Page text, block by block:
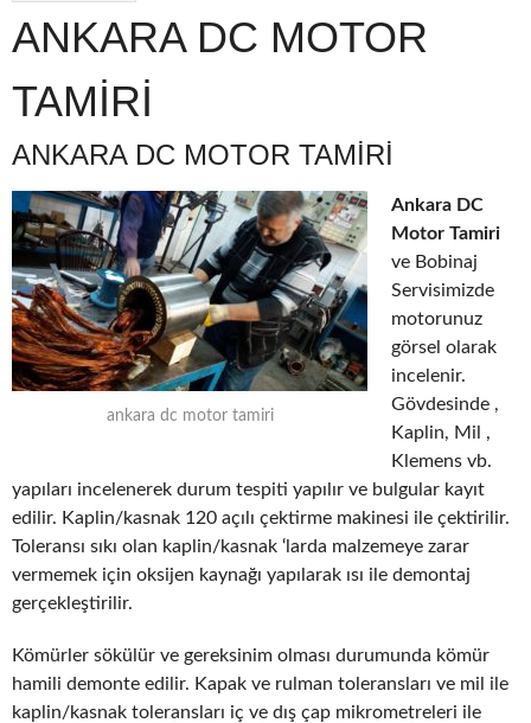
ANKARA DC MOTOR
TAMİRİ
ANKARA DC MOTOR TAMİRİ
ankara dc motor tamiri
Ankara DC
Motor Tamiri
ve Bobinaj
Servisimizde
motorunuz
görsel olarak
incelenir.
Gövdesinde ,
Kaplin, Mil ,
Klemens vb.
yapıları incelenerek durum tespiti yapılır ve bulgular kayıt
edilir. Kaplin/kasnak 120 açılı çektirme makinesi ile çektirilir.
Toleransı sıkı olan kaplin/kasnak ‘larda malzemeye zarar
vermemek için oksijen kaynağı yapılarak ısı ile demontaj
gerçekleştirilir.
Kömürler sökülür ve gereksinim olması durumunda kömür
hamili demonte edilir. Kapak ve rulman toleransları ve mil ile
kaplin/kasnak toleransları iç ve dış çap mikrometreleri ile